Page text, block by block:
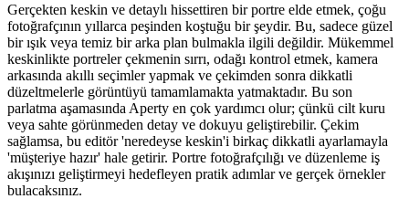
Gerçekten keskin ve detaylı hissettiren bir portre elde etmek, çoğu
fotoğrafçının yıllarca peşinden koştuğu bir şeydir. Bu, sadece güzel
bir ışık veya temiz bir arka plan bulmakla ilgili değildir. Mükemmel
keskinlikte portreler çekmenin sırrı, odağı kontrol etmek, kamera
arkasında akıllı seçimler yapmak ve çekimden sonra dikkatli
düzeltmelerle görüntüyü tamamlamakta yatmaktadır. Bu son
parlatma aşamasında Aperty en çok yardımcı olur; çünkü cilt kuru
veya sahte görünmeden detay ve dokuyu geliştirebilir. Çekim
sağlamsa, bu editör 'neredeyse keskin'i birkaç dikkatli ayarlamayla
'müşteriye hazır' hale getirir. Portre fotoğrafçılığı ve düzenleme iş
akışınızı geliştirmeyi hedefleyen pratik adımlar ve gerçek örnekler
bulacaksınız.